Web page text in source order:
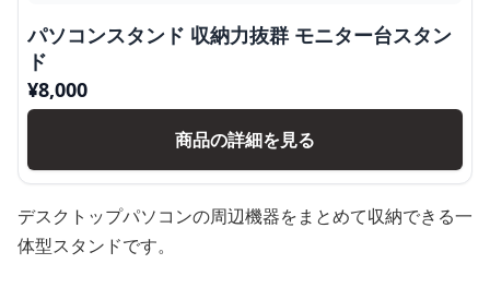
パソコンスタンド 収納力抜群 モニター台スタン
ド
¥8,000
商品の詳細を見る
デスクトップパソコンの周辺機器をまとめて収納できる一
体型スタンドです。